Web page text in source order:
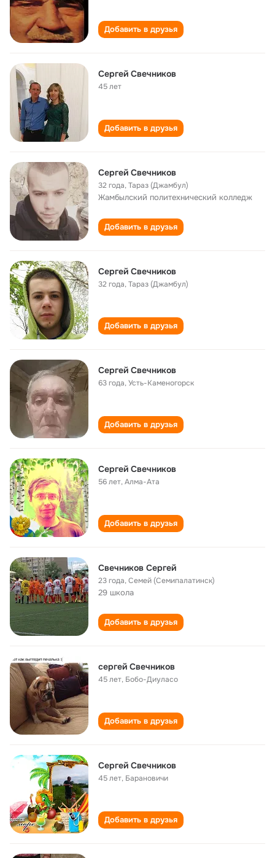
Добавить в друзья
Сергей Свечников
45 лет
Добавить в друзья
Сергей Свечников
32 года,Тараз (Джамбул)
Жамбылский политехнический колледж
Добавить в друзья
Сергей Свечников
32 года,Тараз (Джамбул)
Добавить в друзья
Сергей Свечников
63 года,Усть-Каменогорск
Добавить в друзья
Сергей Свечников
56 лет,Алма-Ата
Добавить в друзья
Свечников Сергей
23 года,Семей (Семипалатинск)
29 школа
Добавить в друзья
сергей Свечников
45 лет, Бобо-Диуласо
Добавить в друзья
Cергей Cвечников
45 лет, Барановичи
Добавить в друзья